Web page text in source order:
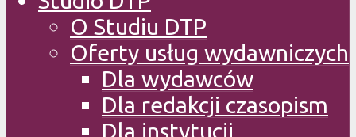
O Studiu DTP
Oferty usług wydawniczych
Dla wydawców
Dla redakcji czasopism
Dla instytucji